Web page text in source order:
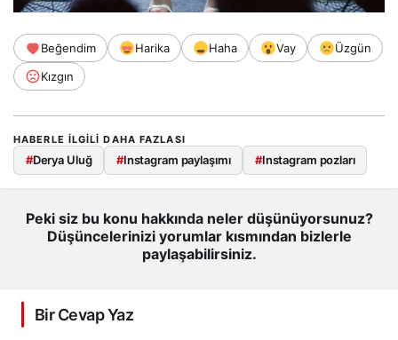
Beğendim Harika Haha Vay
Üzgün
Kızgın
HABERLE ILGILI DAHA FAZLASI
#Derya Uluğ #Instagram paylaşımı #Instagram pozları
Peki siz bu konu hakkında neler düşünüyorsunuz?
Düşüncelerinizi yorumlar kısmından bizlerle
paylaşabilirsiniz.
Bir Cevap Yaz